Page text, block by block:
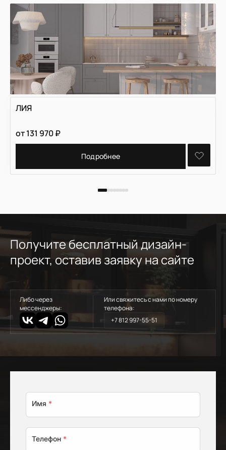
ЛИЯ
от131 970₽
Подробнее
Получите бесплатный дизайн-
проект, оставив заявку на сайте
Или свяжитесь с нами по номеру
телефона:
+7 812 997-55-51
Либо через
мессенджеры:
Имя *
Телефон *